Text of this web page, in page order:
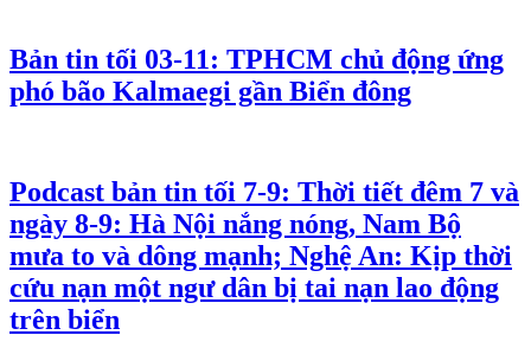
Bản tin tối 03-11: TPHCM chủ động ứng
phó bão Kalmaegi gần Biển đông
Podcast bản tin tối 7-9: Thời tiết đêm 7 và
ngày 8-9: Hà Nội nắng nóng, Nam Bộ
mưa to và dông mạnh; Nghệ An: Kịp thời
cứu nạn một ngư dân bị tai nạn lao động
trên biển